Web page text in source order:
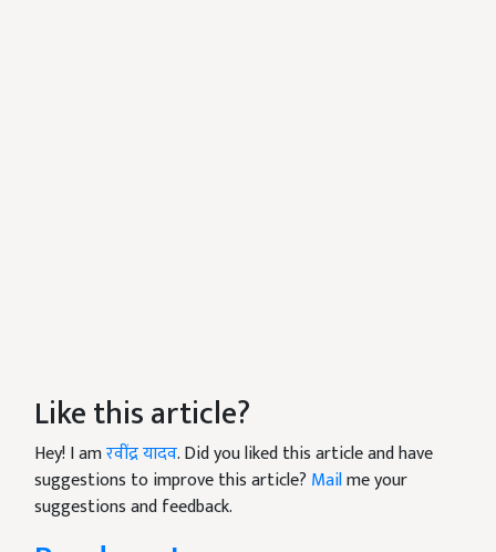
Like this article?
Hey! I amरवींद्र यादव. Did you liked this article and have
suggestions to improve this article? Mailme your
suggestions and feedback.